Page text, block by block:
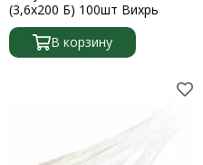
(3,6х200 Б) 100шт Вихрь
В корзину